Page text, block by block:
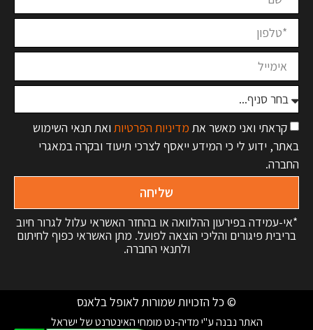
קראתי ואני מאשר את מדיניות הפרטיות ואת תנאי השימוש
באתר, ידוע לי כי המידע ייאסף לצרכי תיעוד ובקרה במאגרי
החברה.
שליחה
*אי-עמידה בפירעון ההלוואה או בהחזר האשראי עלול לגרור חיוב
בריבית פיגורים והליכי הוצאה לפועל. מתן האשראי כפוף לחיתום
ולתנאי החברה.
© כל הזכויות שמורות לאופל בלאנס
האתר נבנה ע"י מדיה-נט מומחי האינטרנט של ישראל